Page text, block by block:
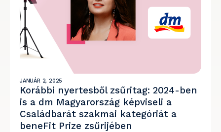
JANUÁR 2, 2025
Korábbi nyertesből zsűritag: 2024-ben
is a dm Magyarország képviseli a
Családbarát szakmai kategóriát a
beneFit Prize zsűrijében